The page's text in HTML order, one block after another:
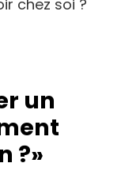
chez soi ?
un
?»